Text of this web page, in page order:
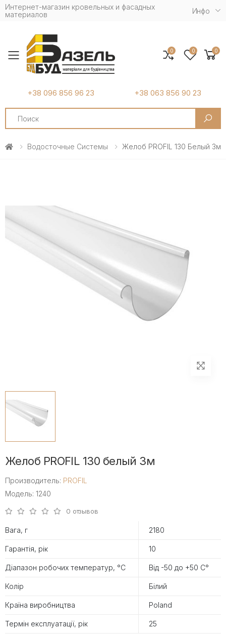
Интернет-магазин кровельных и фасадных
материалов
Инфо
Toggle mobile menu
+38 096 856 96 23 +38 063 856 90 23
Search
0 0 0
Водосточные Системы Желоб PROFIL 130 Белый 3м
Желоб PROFIL 130 белый 3м
Производитель: PROFIL
Модель: 1240
0 отзывов
Вага, г 2180
Гарантія, рік 10
Діапазон робочих температур, °С Від -50 до +50 С°
Колір Білий
Країна виробництва Poland
Термін експлуатації, рік 25